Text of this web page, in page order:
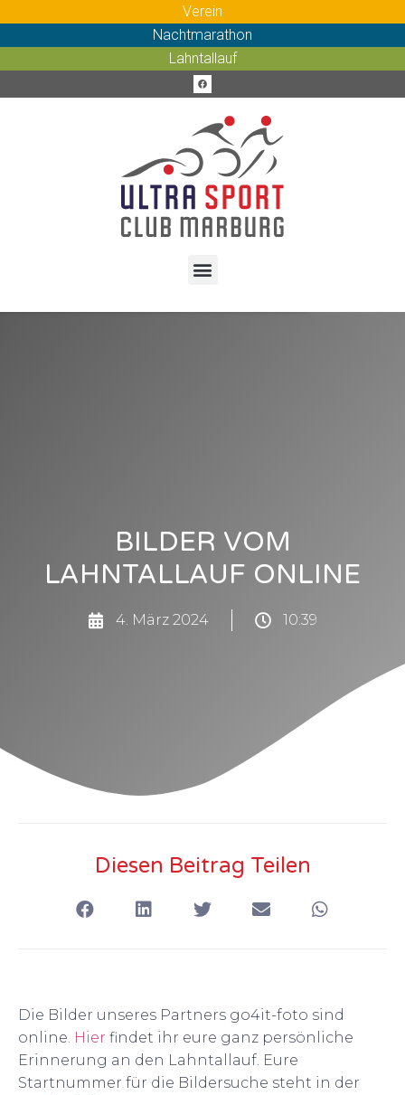
Verein
Nachtmarathon
Lahntallauf
BILDER VOM
LAHNTALLAUF ONLINE
4. März 2024 10:39
Diesen Beitrag Teilen
Die Bilder unseres Partners go4it-foto sind
online. Hier findet ihr eure ganz persönliche
Erinnerung an den Lahntallauf. Eure
Startnummer für die Bildersuche steht in der